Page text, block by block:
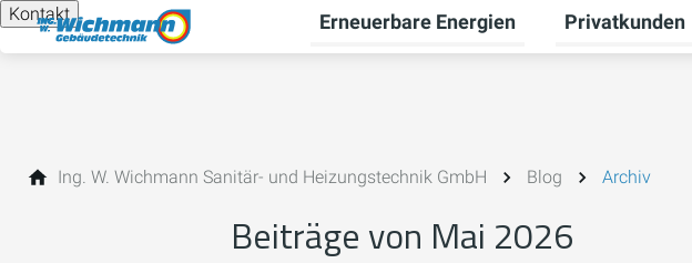
Kontakt Erneuerbare Energien
Untermenü für
Privatkunden
Ing. W. Wichmann Sanitär- und Heizungstechnik GmbH Blog Archiv
Beiträge von Mai 2026